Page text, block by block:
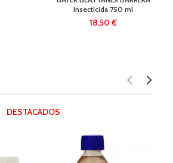
Insecticida 750 ml
€
DESTACADOS